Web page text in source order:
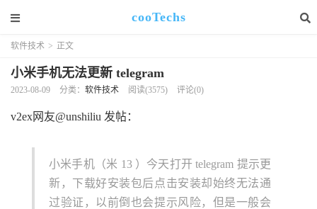
cooTechs
软件技术 > 正文
小米手机无法更新 telegram
2023-08-09 分类： 软件技术 阅读(3575) 评论(0)
v2ex网友@unshiliu 发帖：
小米手机（米 13 ）今天打开 telegram 提示更
新，下载好安装包后点击安装却始终无法通
过验证，以前倒也会提示风险，但是一般会